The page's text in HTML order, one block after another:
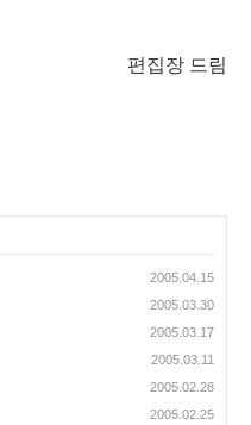
편집장 드림
2005.04.15
2005.03.30
2005.03.17
2005.03.11
2005.02.28
2005.02.25